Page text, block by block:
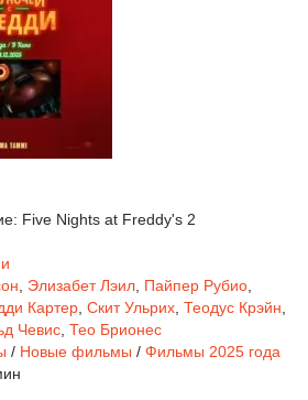
Five Nights at Freddy's 2
Элизабет Лэил Пайпер Рубио
Картер Скит Ульрих Теодус Крэйн
Чевис Тео Брионес
/ Новые фильмы / Фильмы 2025 года